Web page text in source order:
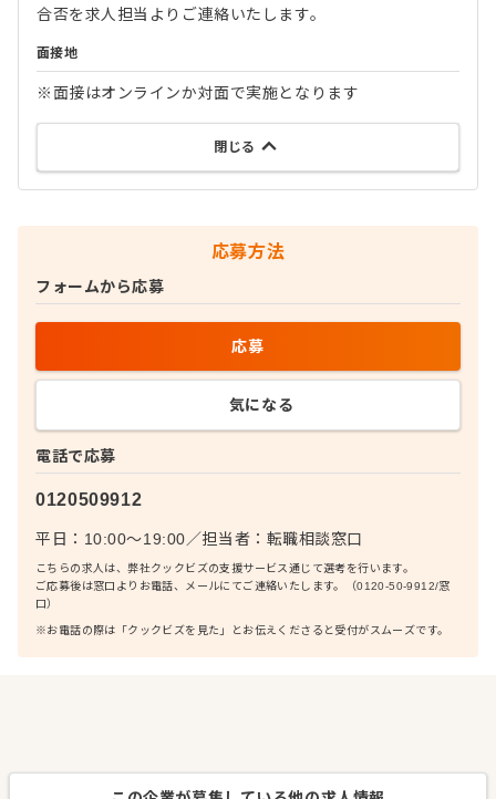
合否を求人担当よりご連絡いたします。
面接地
※面接はオンラインか対面で実施となります
閉じる
応募方法
電話で応募
0120509912
平日：10:00〜19:00／担当者： 転職相談窓口
こちらの求人は、弊社クックビズの支援サービス通じて選考を行います。
ご応募後は窓口よりお電話、メールにてご連絡いたします。（0120-50-9912/窓
口）
※お電話の際は「クックビズを見た」とお伝えくださると受付がスムーズです。
フォームから応募
応募
気になる